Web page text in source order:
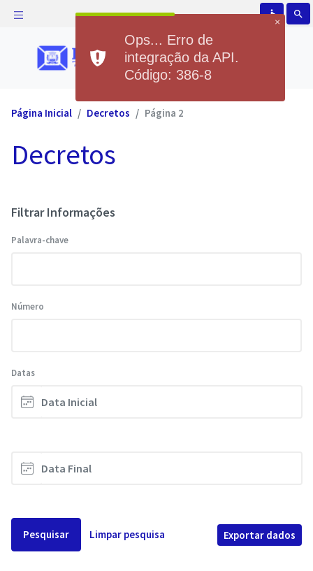
accessible search
Página Inicial Decretos Página 2
Decretos
Filtrar Informações
Palavra-chave
Número
Datas
Pesquisar Limpar pesquisa Exportar dados
×
Ops... Erro de
integração da API.
Código: 386-8